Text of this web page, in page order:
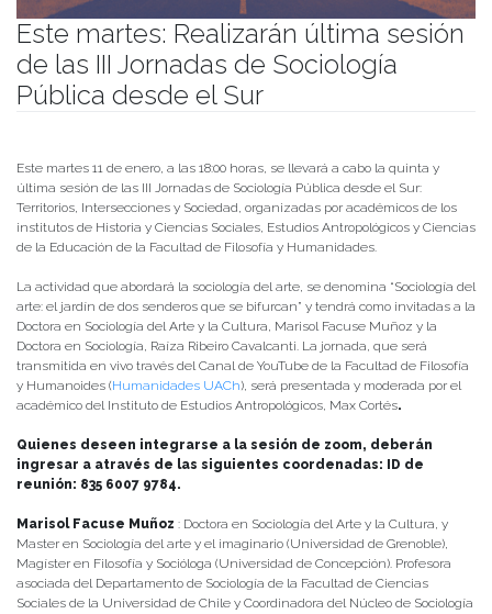
Este martes: Realizarán última sesión
de las III Jornadas de Sociología
Pública desde el Sur
Este martes 11 de enero, a las 18:00 horas, se llevará a cabo la quinta y
última sesión de las III Jornadas de Sociología Pública desde el Sur:
Territorios, Intersecciones y Sociedad, organizadas por académicos de los
institutos de Historia y Ciencias Sociales, Estudios Antropológicos y Ciencias
de la Educación de la Facultad de Filosofía y Humanidades.
La actividad que abordará la sociología del arte, se denomina “Sociología del
arte: el jardín de dos senderos que se bifurcan” y tendrá como invitadas a la
Doctora en Sociología del Arte y la Cultura, Marisol Facuse Muñoz y la
Doctora en Sociología, Raíza Ribeiro Cavalcanti. La jornada, que será
transmitida en vivo través del Canal de YouTube de la Facultad de Filosofía
y Humanoides (Humanidades UACh), será presentada y moderada por el
académico del Instituto de Estudios Antropológicos, Max Cortés.
Quienes deseen integrarse a la sesión de zoom, deberán
ingresar a através de las siguientes coordenadas: ID de
reunión: 835 6007 9784.
Marisol Facuse Muñoz : Doctora en Sociología del Arte y la Cultura, y
Master en Sociología del arte y el imaginario (Universidad de Grenoble),
Magíster en Filosofía y Socióloga (Universidad de Concepción). Profesora
asociada del Departamento de Sociología de la Facultad de Ciencias
Sociales de la Universidad de Chile y Coordinadora del Núcleo de Sociología